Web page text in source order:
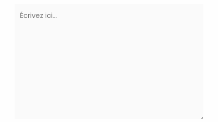
Écrivez